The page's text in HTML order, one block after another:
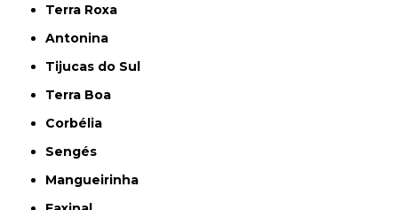
Terra Roxa
Antonina
Tijucas do Sul
Terra Boa
Corbélia
Sengés
Mangueirinha